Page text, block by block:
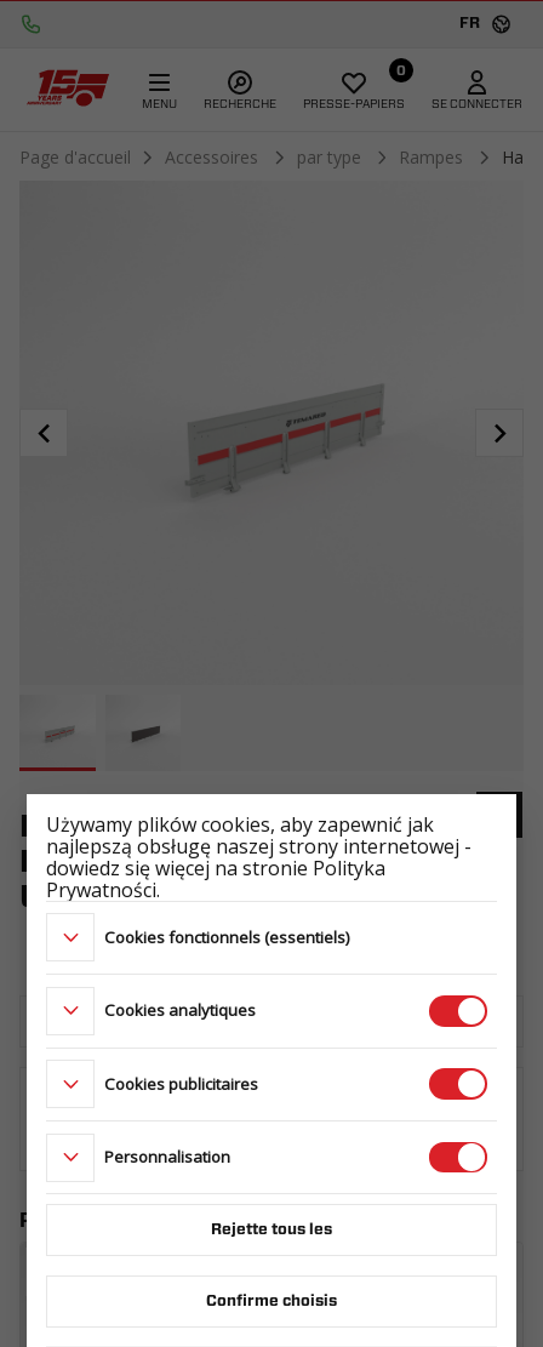
FR
MENU RECHERCHE
0
PRESSE-PAPIERS SE CONNECTER
Page d'accueil Accessoires par type Rampes
Hayon arriere acier-bois H411
L18 JEU MULTITRANSPORTER -
UNILADER
Télécharger la fiche technique
OÙ ACHETER
Produits similaires
Używamy plików cookies, aby zapewnić jak
najlepszą obsługę naszej strony internetowej -
dowiedz się więcej na stronie Polityka
Prywatności.
Cookies fonctionnels (essentiels)
Cookies analytiques
Cookies publicitaires
Personnalisation
Rejette tous les
Confirme choisis